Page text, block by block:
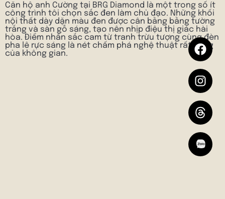
Căn hộ anh Cường tại BRG Diamond là một trong số ít
công trình tôi chọn sắc đen làm chủ đạo. Những khối
nội thất dày dặn màu đen được cân bằng bằng tường
trắng và sàn gỗ sáng, tạo nên nhịp điệu thị giác hài
hòa. Điểm nhấn sắc cam từ tranh trừu tượng cùng đèn
pha lê rực sáng là nét chấm phá nghệ thuật rất riêng
của không gian.